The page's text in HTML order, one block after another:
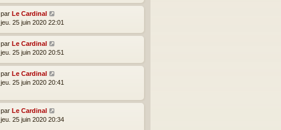
par Le Cardinal
jeu. 25 juin 2020 22:01
par Le Cardinal
jeu. 25 juin 2020 20:51
par Le Cardinal
jeu. 25 juin 2020 20:41
par Le Cardinal
jeu. 25 juin 2020 20:34